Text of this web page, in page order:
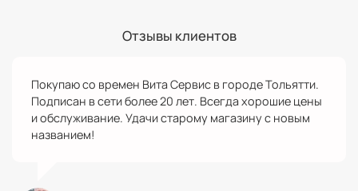
Отзывы клиентов
Покупаю со времен Вита Сервис в городе Тольятти.
Подписан в сети более 20 лет. Всегда хорошие цены
и обслуживание. Удачи старому магазину с новым
названием!